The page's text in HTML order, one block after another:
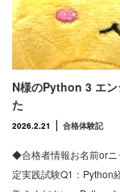
N様のPython 3 エン
た
2026.2.21 合格体験記
◆合格者情報お名前orニ
定実践試験Q1：Python